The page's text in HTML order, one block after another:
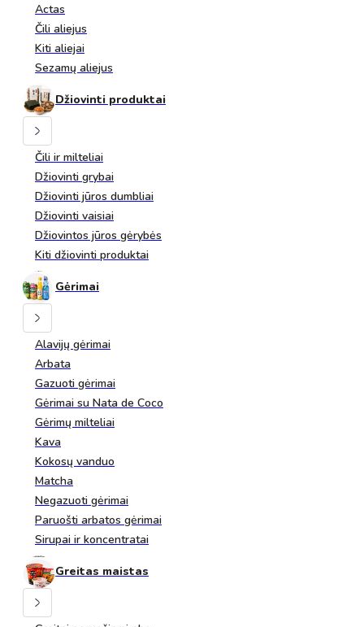
Actas
Čili aliejus
Kiti aliejai
Sezamų aliejus
Džiovinti produktai
Čili ir milteliai
Džiovinti grybai
Džiovinti jūros dumbliai
Džiovinti vaisiai
Džiovintos jūros gėrybės
Kiti džiovinti produktai
Gėrimai
Alavijų gėrimai
Arbata
Gazuoti gėrimai
Gėrimai su Nata de Coco
Gėrimų milteliai
Kava
Kokosų vanduo
Matcha
Negazuoti gėrimai
Paruošti arbatos gėrimai
Sirupai ir koncentratai
Greitas maistas